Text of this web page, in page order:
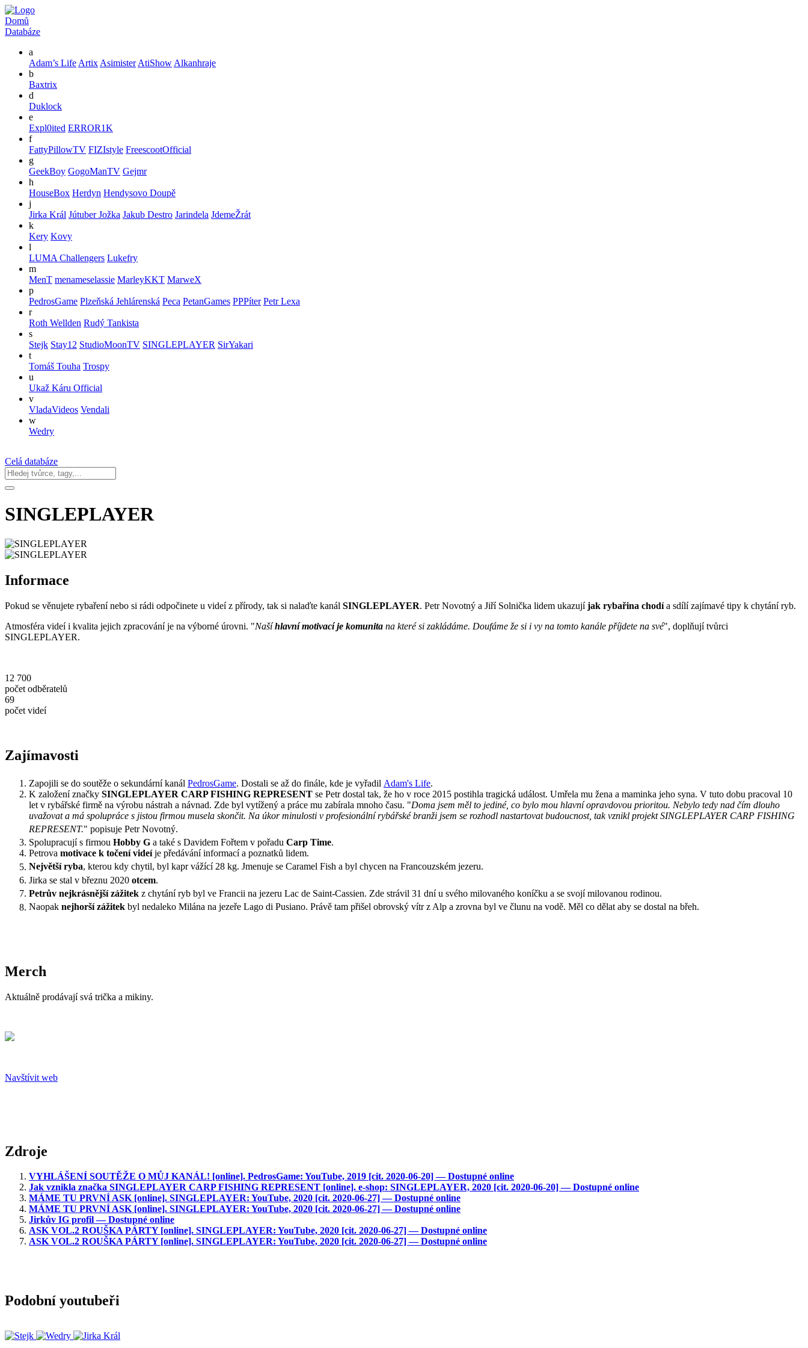
Domů
Databáze
a
Adam’s Life Artix Asimister AtiShow Alkanhraje
b
Baxtrix
d
Duklock
e
Expl0ited ERROR1K
f
FattyPillowTV FIZIstyle FreescootOfficial
g
GeekBoy GogoManTV Gejmr
h
HouseBox Herdyn Hendysovo Doupě
j
Jirka Král Jútuber Jožka Jakub Destro Jarindela JdemeŽrát
k
Kery Kovy
l
LUMA Challengers Lukefry
m
MenT menameselassie MarleyKKT MarweX
p
PedrosGame Plzeňská Jehlárenská Peca PetanGames PPPíter Petr Lexa
r
Roth Wellden Rudý Tankista
s
Stejk Stay12 StudioMoonTV SINGLEPLAYER SirYakari
t
Tomáš Touha Trospy
u
Ukaž Káru Official
v
VladaVideos Vendali
w
Wedry
Celá databáze
SINGLEPLAYER
Informace
Pokud se věnujete rybaření nebo si rádi odpočinete u videí z přírody, tak si nalaďte kanál SINGLEPLAYER. Petr Novotný a Jiří Solnička lidem ukazujíjak rybařina chodía sdílí zajímavé tipy k chytání ryb.
Atmosféra videí i kvalita jejich zpracování je na výborné úrovni. "Našíhlavní motivací je komunita na které si zakládáme. Doufáme že si i vy na tomto kanále příjdete na své", doplňují tvůrci
SINGLEPLAYER.
12 700
počet odběratelů
69
počet videí
Zajímavosti
Zapojili se do soutěže o sekundární kanál PedrosGame. Dostali se až do finále, kde je vyřadil Adam's Life.
K založení značky SINGLEPLAYER CARP FISHING REPRESENT se Petr dostal tak, že ho v roce 2015 postihla tragická událost. Umřela mu žena a maminka jeho syna. V tuto dobu pracoval 10
let v rybářské firmě na výrobu nástrah a návnad. Zde byl vytížený a práce mu zabírala mnoho času. "Doma jsem měl to jediné, co bylo mou hlavní opravdovou prioritou. Nebylo tedy nad čím dlouho
uvažovat a má spolupráce s jistou firmou musela skončit. Na úkor minulosti v profesionální rybářské branži jsem se rozhodl nastartovat budoucnost, tak vznikl projekt SINGLEPLAYER CARP FISHING
REPRESENT." popisuje Petr Novotný.
Spolupracují s firmou Hobby G a také s Davidem Fořtem v pořadu Carp Time.
Petrova motivace k točení videíje předávání informací a poznatků lidem.
Největší ryba, kterou kdy chytil, byl kapr vážící 28 kg. Jmenuje se Caramel Fish a byl chycen na Francouzském jezeru.
Jirka se stal v březnu 2020 otcem.
Petrův nejkrásnější zážitek z chytání ryb byl ve Francii na jezeru Lac de Saint-Cassien. Zde strávil 31 dní u svého milovaného koníčku a se svojí milovanou rodinou.
Naopak nejhorší zážitek byl nedaleko Milána na jezeře Lago di Pusiano. Právě tam přišel obrovský vítr z Alp a zrovna byl ve člunu na vodě. Měl co dělat aby se dostal na břeh.
Merch
Aktuálně prodávají svá trička a mikiny.
Navštívit web
Zdroje
VYHLÁŠENÍ SOUTĚŽE O MŮJ KANÁL! [online]. PedrosGame: YouTube, 2019 [cit. 2020-06-20] — Dostupné online
Jak vznikla značka SINGLEPLAYER CARP FISHING REPRESENT [online]. e-shop: SINGLEPLAYER, 2020 [cit. 2020-06-20] — Dostupné online
MÁME TU PRVNÍ ASK [online]. SINGLEPLAYER: YouTube, 2020 [cit. 2020-06-27] — Dostupné online
MÁME TU PRVNÍ ASK [online]. SINGLEPLAYER: YouTube, 2020 [cit. 2020-06-27] — Dostupné online
Jirkův IG profil — Dostupné online
ASK VOL.2 ROUŠKA PÁRTY [online]. SINGLEPLAYER: YouTube, 2020 [cit. 2020-06-27] — Dostupné online
ASK VOL.2 ROUŠKA PÁRTY [online]. SINGLEPLAYER: YouTube, 2020 [cit. 2020-06-27] — Dostupné online
Podobní youtubeři